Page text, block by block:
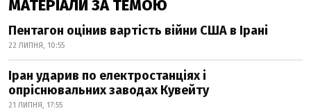
МАТЕРІАЛИ ЗА ТЕМОЮ
Пентагон оцінив вартість війни США в Ірані
22 ЛИПНЯ, 10:55
Іран ударив по електростанціях і
опріснювальних заводах Кувейту
21 ЛИПНЯ, 17:55